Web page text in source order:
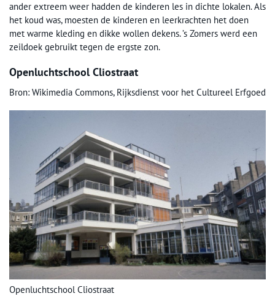
ander extreem weer hadden de kinderen les in dichte lokalen. Als
het koud was, moesten de kinderen en leerkrachten het doen
met warme kleding en dikke wollen dekens. ’s Zomers werd een
zeildoek gebruikt tegen de ergste zon.
Openluchtschool Cliostraat
Bron: Wikimedia Commons, Rijksdienst voor het Cultureel Erfgoed
Openluchtschool Cliostraat